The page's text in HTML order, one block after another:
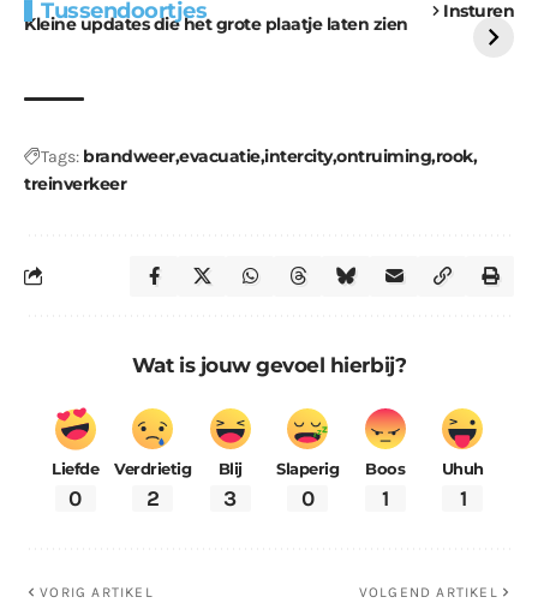
Tussendoortjes Insturen
Kleine updates die het grote plaatje laten zien
voor kabouters
uitdaging
Tags: brandweerevacuatieintercityontruimingrook
treinverkeer
Wat is jouw gevoel hierbij?
Liefde
0
Verdrietig
2
Blij
3
Slaperig
0
Boos
1
Uhuh
1
VORIG ARTIKEL VOLGEND ARTIKEL